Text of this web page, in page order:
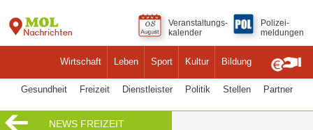
Wirtschaft Leben Sport Kultur Bildung
Veranstaltungs-
kalender
Polizei-
meldungen
Gesundheit Freizeit Dienstleister Politik Stellen Partner
NEWS FREIZEIT